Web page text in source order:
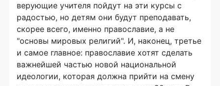
верующие учителя пойдут на эти курсы с
радостью, но детям они будут преподавать,
скорее всего, именно православие, а не
"основы мировых религий". И, наконец, третье
и самое главное: православие хотят сделать
важнейшей частью новой национальной
идеологии, которая должна прийти на смену